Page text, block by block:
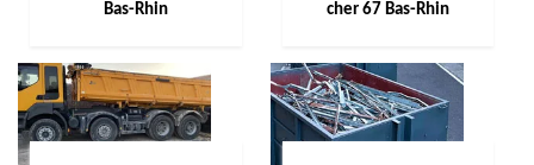
Bas-Rhin
cher 67 Bas-Rhin